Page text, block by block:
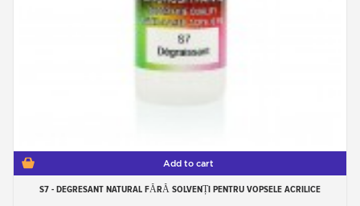
Add to cart
S7 - DEGRESANT NATURAL FĂRĂ SOLVENȚI PENTRU VOPSELE ACRILICE